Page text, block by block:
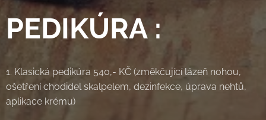
PEDIKÚRA:
1. Klasická pedikúra 540,- KČ (změkčující lázeň nohou,
ošetření chodidel skalpelem, dezinfekce, úprava nehtů,
aplikace krému)